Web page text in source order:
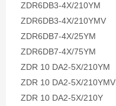
ZDR6DB3-4X/210YM
ZDR6DB3-4X/210YMV
ZDR6DB7-4X/25YM
ZDR6DB7-4X/75YM
ZDR 10 DA2-5X/210YM
ZDR 10 DA2-5X/210YMV
ZDR 10 DA2-5X/210Y